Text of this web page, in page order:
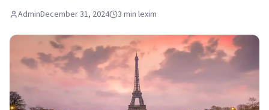
AdminDecember 31, 2024 3 min lexim